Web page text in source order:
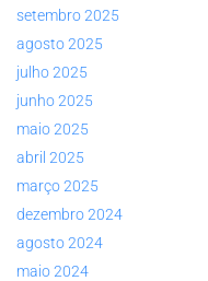
setembro 2025
agosto 2025
julho 2025
junho 2025
maio 2025
abril 2025
março 2025
dezembro 2024
agosto 2024
maio 2024